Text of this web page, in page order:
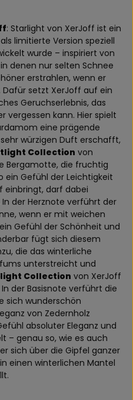
: Starlight von XerJoff ist ein
limitierte Version speziell
wurde – inspiriert von
denen nur selten Schnee
erstrahlen, wenn er
setzt XerJoff auf ein
Geruchserlebnis, das
vergessen kann. Hier spielt
eine prägende
würzigen Duft erschafft,
Collection von
Bergamotte, die fruchtig
ein Gefühl der Leichtigkeit
einbringt, darf dabei
der Herznote verführt der
wenn er mit weichen
Gefühl der Schönheit und
fügt sich diesem
die das winterliche
unterstreicht und
Collection von XerJoff
der Basisnote verführt die
sich wunderschön
von Zedernholz
absoluter Eleganz und
– genau so, wie es auch
sich über die Gipfel ganzer
einen winterlichen Mantel